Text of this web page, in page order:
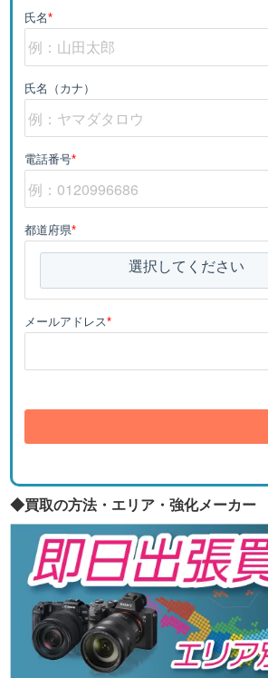
氏名*
氏名（カナ）
電話番号*
都道府県*
選択してください
メールアドレス*
◆買取の方法・エリア・強化メーカー